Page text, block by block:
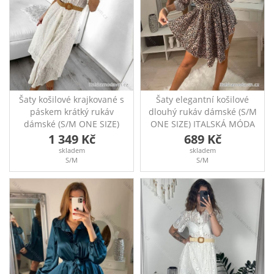
Šaty košilové krajkované s
páskem krátký rukáv
dámské (S/M ONE SIZE)
ITALSKÁ MÓDA
IMM23BR1956/DU
Dlouhé košilové bavlněné
krajkové šaty s krátkým
rukávem. Součástí je
pásek. Rozměry: přes prsa
100cm, pas 94cm, délka
114cm
1 349 Kč
skladem
S/M
Šaty elegantní košilové
dlouhý rukáv dámské (S/M
ONE SIZE) ITALSKÁ MÓDA
IMM22MS52379A/DR
Šaty elegantní košilové
dlouhý rukáv dámské, s
páskem prsa-50cm, pas v
gumě-90cm, délka-66cm
nejkratší, 91cm nejdelší
689 Kč
skladem
S/M